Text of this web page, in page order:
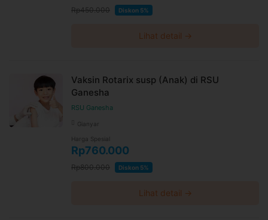
Rp450.000 Diskon 5%
Lihat detail →
Vaksin Rotarix susp (Anak) di RSU
Ganesha
RSU Ganesha
Gianyar
Harga Spesial
Rp760.000
Rp800.000 Diskon 5%
Lihat detail →